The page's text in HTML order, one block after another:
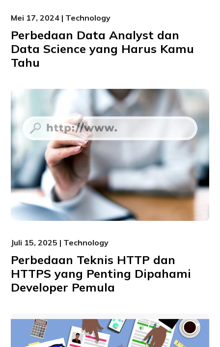
Mei 17, 2024 | Technology
Perbedaan Data Analyst dan
Data Science yang Harus Kamu
Tahu
Juli 15, 2025 | Technology
Perbedaan Teknis HTTP dan
HTTPS yang Penting Dipahami
Developer Pemula